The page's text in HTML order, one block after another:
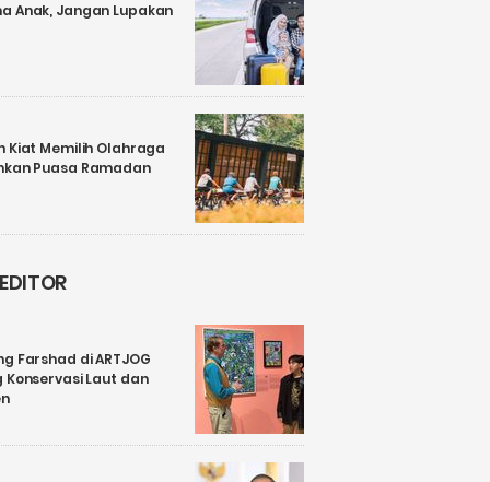
Anak, Jangan Lupakan
Kiat Memilih Olahraga
Puasa Ramadan
Farshad di ARTJOG
Konservasi Laut dan